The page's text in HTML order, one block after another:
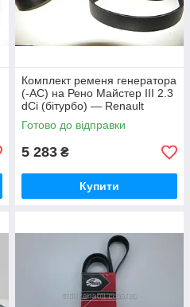
Комплект ременя генератора
(-AC) на Рено Майстер III 2.3
dCi (бітурбо) — Renault
(Оригінал) 117201902R
Готово до відправки
5 283 ₴
Купити